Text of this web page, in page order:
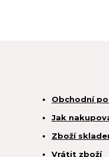
Obchodní
Jak
Zboží
Vrátit zboží